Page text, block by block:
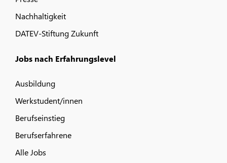
Nachhaltigkeit
DATEV-Stiftung Zukunft
Jobs nach Erfahrungslevel
Ausbildung
Werkstudent/innen
Berufseinstieg
Berufserfahrene
Alle Jobs